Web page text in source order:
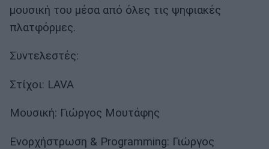
μουσική του μέσα από όλες τις ψηφιακές
πλατφόρμες.
Συντελεστές:
Στίχοι: LAVA
Μουσική: Γιώργος Μουτάφης
Ενορχήστρωση & Programming: Γιώργος